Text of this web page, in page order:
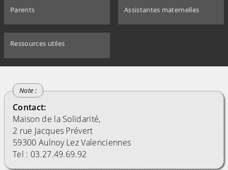
Parents Assistantes maternelles
Ressources utiles
Contact:
Maison de la Solidarité,
2 rue Jacques Prévert
59300 Aulnoy Lez Valenciennes
Tel : 03.27.49.69.92